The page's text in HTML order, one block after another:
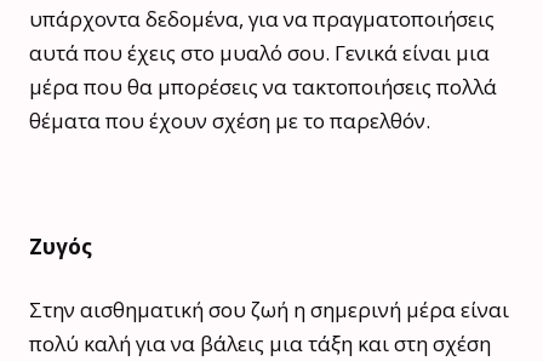
υπάρχοντα δεδομένα, για να πραγματοποιήσεις
αυτά που έχεις στο μυαλό σου. Γενικά είναι μια
μέρα που θα μπορέσεις να τακτοποιήσεις πολλά
θέματα που έχουν σχέση με το παρελθόν.
Ζυγός
Στην αισθηματική σου ζωή η σημερινή μέρα είναι
πολύ καλή για να βάλεις μια τάξη και στη σχέση